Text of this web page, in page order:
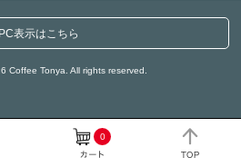
0
PC表示はこちら
Coffee Tonya. All rights reserved.